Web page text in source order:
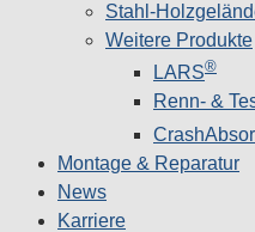
Stahl-
Weitere Produkte
LARS®
Renn- &
Montage & Reparatur
News
Karriere